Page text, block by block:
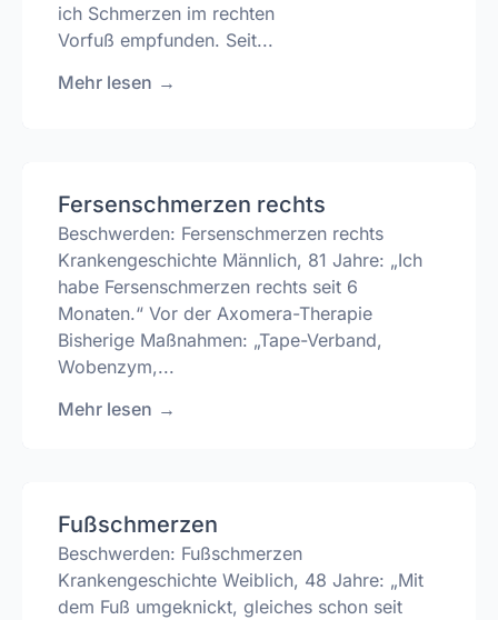
ich Schmerzen im rechten
Vorfuß empfunden. Seit...
Mehr lesen →
Fersenschmerzen rechts
Beschwerden: Fersenschmerzen rechts
Krankengeschichte Männlich, 81 Jahre: „Ich
habe Fersenschmerzen rechts seit 6
Monaten.“ Vor der Axomera-Therapie
Bisherige Maßnahmen: „Tape-Verband,
Wobenzym,...
Mehr lesen →
Fußschmerzen
Beschwerden: Fußschmerzen
Krankengeschichte Weiblich, 48 Jahre: „Mit
dem Fuß umgeknickt, gleiches schon seit